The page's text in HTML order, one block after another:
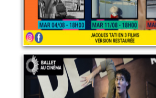
Ballet "Notre-Dame de
17 septembre 2026